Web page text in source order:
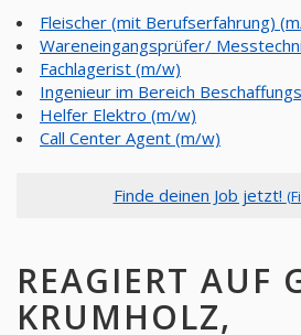
Fleischer (mit Berufserfahrung)
Wareneingangsprüfer/
Fachlagerist (m/w)
Ingenieur im Bereich
Helfer Elektro (m/w)
Call Center Agent (m/w)
Finde deinen Job jetzt!
REAGIERT AUF
KRUMHOLZ,